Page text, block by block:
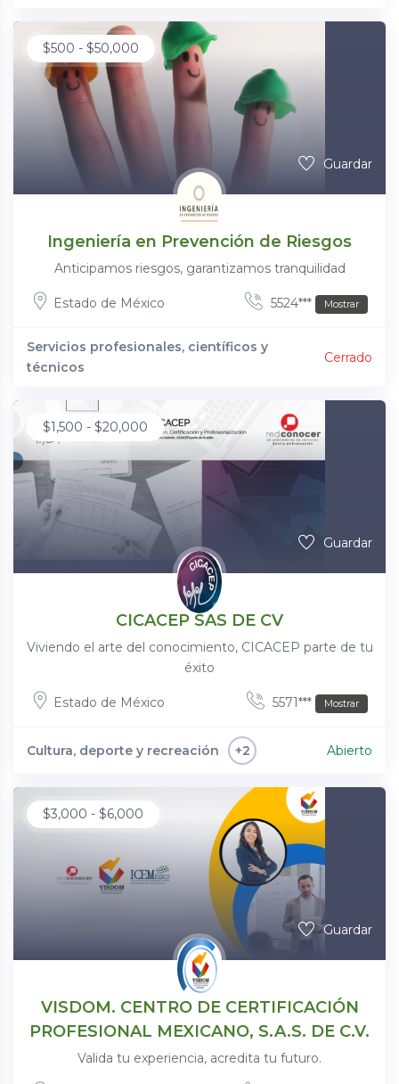
$500 - $50,000
Guardar
Ingeniería en Prevención de Riesgos
Anticipamos riesgos, garantizamos tranquilidad
Estado de México 5524*** Mostrar
Servicios profesionales, científicos y
técnicos
Cerrado
$1,500 - $20,000
Guardar
CICACEP SAS DE CV
Viviendo el arte del conocimiento, CICACEP parte de tu
éxito
Estado de México 5571*** Mostrar
Cultura, deporte y recreación +2 Abierto
$3,000 - $6,000
Guardar
VISDOM. CENTRO DE CERTIFICACIÓN
PROFESIONAL MEXICANO, S.A.S. DE C.V.
Valida tu experiencia, acredita tu futuro.